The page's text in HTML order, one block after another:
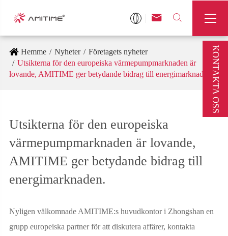
 

Hemme Nyheter
Företagets nyheter
Utsikterna för den europeiska värmepumpmarknaden är
lovande, AMITIME ger betydande bidrag till energimarknaden.
Utsikterna för den europeiska
värmepumpmarknaden är lovande,
AMITIME ger betydande bidrag till
energimarknaden.
Nyligen välkomnade AMITIME:s huvudkontor i Zhongshan en
grupp europeiska partner för att diskutera affärer, kontakta
KONTAKTA OSS